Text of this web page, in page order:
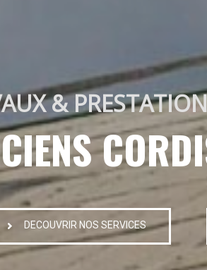
&
DECOUVRIR NOS SERVICES